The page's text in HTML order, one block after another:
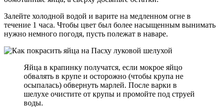
Залейте холодной водой и варите на медленном огне в
течение 1 часа. Чтобы цвет был более насыщенным вынимать
нужно немного погодя, пусть полежат в наваре.
Яйца в крапинку получатся, если мокрое яйцо
обвалять в крупе и осторожно (чтобы крупа не
осыпалась) обвернуть марлей. После варки в
шелухе очистите от крупы и промойте под струей
воды.